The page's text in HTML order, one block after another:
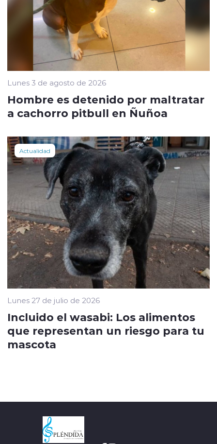
Lunes 3 de agosto de 2026
Hombre es detenido por maltratar
a cachorro pitbull en Ñuñoa
Actualidad
Lunes 27 de julio de 2026
Incluido el wasabi: Los alimentos
que representan un riesgo para tu
mascota